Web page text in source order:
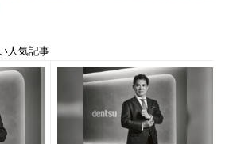
人気記事